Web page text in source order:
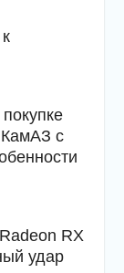
с
RX
удар